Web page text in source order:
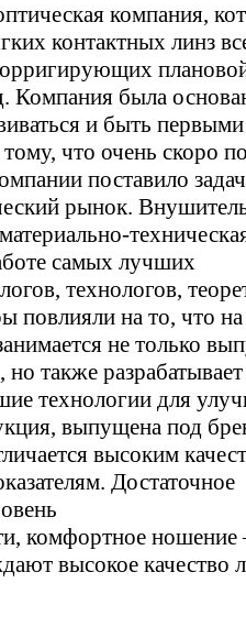
компания,
контактных линз
Компания была
и быть
что очень скоро
поставило
рынок.
самых лучших
технологов,
повлияли на то, что на
не только
также
технологии для
выпущена под
высоким
Достаточное
комфортное ношение
высокое качество